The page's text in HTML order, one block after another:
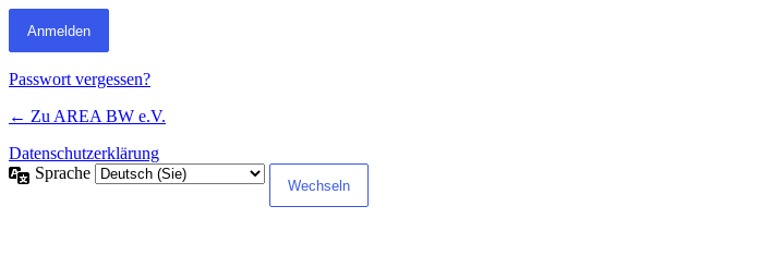
Passwort vergessen?
← Zu AREA BW e.V.
Datenschutzerklärung
Sprache